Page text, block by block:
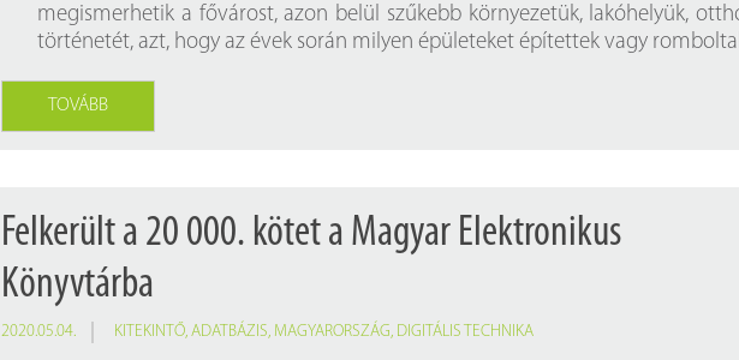
megismerhetik a fővárost, azon belül szűkebb környezetük, lakóhelyük,
történetét, azt, hogy az évek során milyen épületeket építettek vagy
TOVÁBB
Felkerült a 20 000. kötet a Magyar Elektronikus
Könyvtárba
2020.05.04. KITEKINTŐ,ADATBÁZIS, MAGYARORSZÁG, DIGITÁLIS TECHNIKA